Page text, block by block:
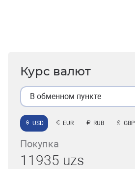
Курс валют
В обменном пункте
USD EUR RUB GBP
Покупка
11935 uzs